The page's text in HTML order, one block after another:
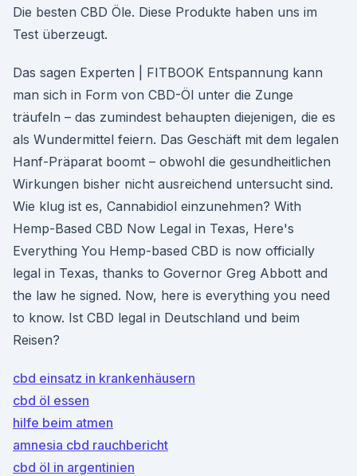
Die besten CBD Öle. Diese Produkte haben uns im
Test überzeugt.
Das sagen Experten | FITBOOK Entspannung kann
man sich in Form von CBD-Öl unter die Zunge
träufeln – das zumindest behaupten diejenigen, die es
als Wundermittel feiern. Das Geschäft mit dem legalen
Hanf-Präparat boomt – obwohl die gesundheitlichen
Wirkungen bisher nicht ausreichend untersucht sind.
Wie klug ist es, Cannabidiol einzunehmen? With
Hemp-Based CBD Now Legal in Texas, Here's
Everything You Hemp-based CBD is now officially
legal in Texas, thanks to Governor Greg Abbott and
the law he signed. Now, here is everything you need
to know. Ist CBD legal in Deutschland und beim
Reisen?
cbd einsatz in krankenhäusern
cbd öl essen
hilfe beim atmen
amnesia cbd rauchbericht
cbd öl in argentinien